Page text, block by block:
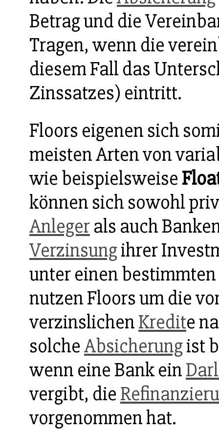
Betrag und die
Tragen, wenn die
diesem Fall das
Zinssatzes) eintritt.
Floors eigenen sich
meisten Arten von
wie beispielsweise
können sich sowohl
Anlegerals auch
Verzinsungihrer
unter einen
nutzen Floors um die
verzinslichenKredite
solcheAbsicherungist
wenn eine Bank ein
vergibt, die
vorgenommen hat.